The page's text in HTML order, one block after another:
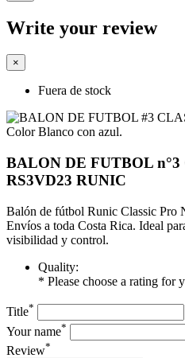
Write your review
×
Fuera de stock
BALON DE FUTBOL n°3
RS3VD23 RUNIC
Balón de fútbol Runic Classic Pro
Envíos a toda Costa Rica. Ideal
visibilidad y control.
Quality:
* Please choose a rating for
Title*
Your name*
Review*